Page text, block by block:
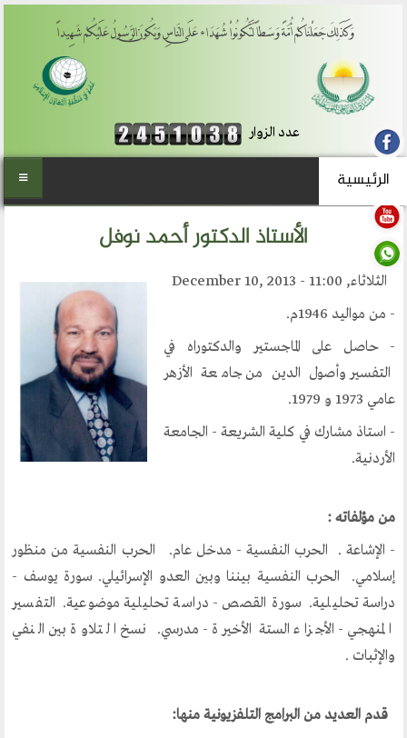
وَكَذَلِكَ جَعَلْنَاكُمْ أُمَّةً وَسَطاً لِّتَكُونُواْ شُهَدَاء عَلَى النَّاسِ وَيَكُونَ الرَّسُولُ عَلَيْكُمْ شَهِيداً
عدد الزوار
الرئيسية
الفكرة والتأسيس
مكتبنا الدائم
منتدى الوسطية للفكر و الثقافة
تطلعاتنا
الهيئة الادارية
الفروع
الحوار الحضاري
الرئيسية
الأستاذ الدكتور أحمد نوفل
الثلاثاء, December 10, 2013 - 11:00
- من مواليد 1946م.
- حاصل على الماجستير والدكتوراه في
التفسير وأصول الدين من جامعة الأزهر
عامي 1973 و 1979.
- استاذ مشارك في كلية الشريعة - الجامعة
الأردنية.
من مؤلفاته :
- الإشاعة . الحرب النفسية - مدخل عام. الحرب النفسية من منظور
إسلامي. الحرب النفسية بيننا وبين العدو الإسرائيلي. سورة يوسف -
دراسة تحليلية. سورة القصص - دراسة تحليلية موضوعية. التفسير
المنهجي - الأجزاء الستة الأخيرة - مدرسي. نسخ التلاوة بين النفي
والإثبات .
قدم العديد من البرامج التلفزيونية منها: